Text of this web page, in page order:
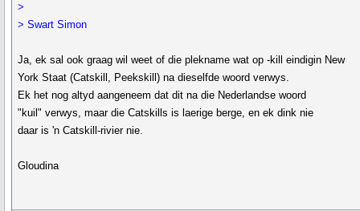
>
> Swart Simon
Ja, ek sal ook graag wil weet of die plekname wat op -kill eindigin New
York Staat (Catskill, Peekskill) na dieselfde woord verwys.
Ek het nog altyd aangeneem dat dit na die Nederlandse woord
"kuil" verwys, maar die Catskills is laerige berge, en ek dink nie
daar is 'n Catskill-rivier nie.
Gloudina